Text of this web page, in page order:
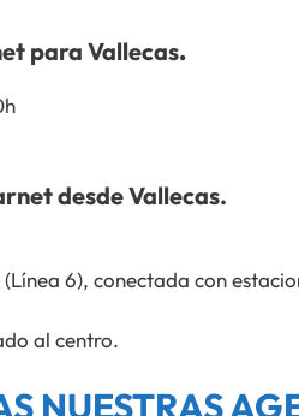
para Vallecas.
desde Vallecas.
6), conectada con
al centro.
NUESTRAS